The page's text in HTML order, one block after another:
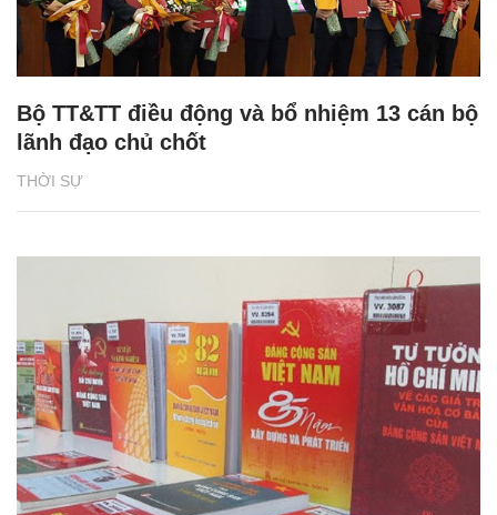
THỜI SỰ
Bộ TT&TT điều động và bổ nhiệm 13 cán bộ
lãnh đạo chủ chốt